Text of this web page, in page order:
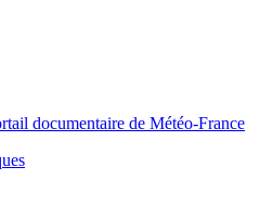
documentaire de Météo-France